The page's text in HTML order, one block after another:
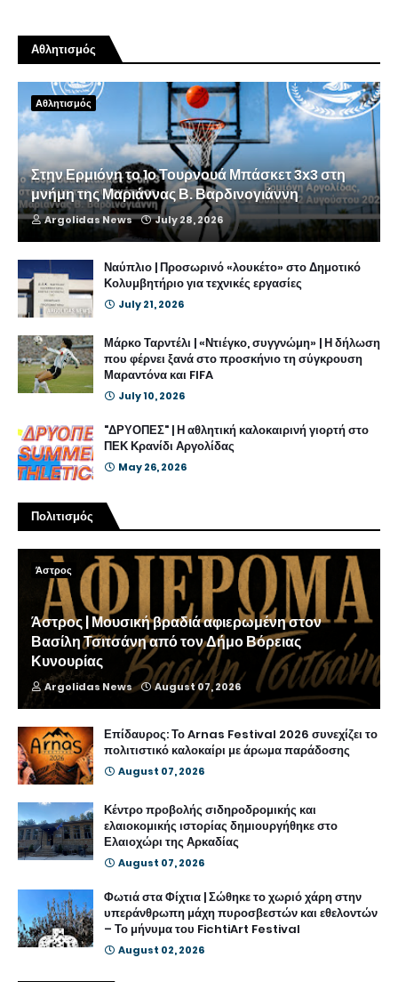
Αθλητισμός
Αθλητισμός
Στην Ερμιόνη το 1ο Τουρνουά Μπάσκετ 3x3 στη
μνήμη της Μαριάννας Β. Βαρδινογιάννη
Argolidas News July 28, 2026
Ναύπλιο | Προσωρινό «λουκέτο» στο Δημοτικό
Κολυμβητήριο για τεχνικές εργασίες
July 21, 2026
Μάρκο Ταρντέλι | «Ντιέγκο, συγγνώμη» | Η δήλωση
που φέρνει ξανά στο προσκήνιο τη σύγκρουση
Μαραντόνα και FIFA
July 10, 2026
"ΔΡΥΟΠΕΣ" | Η αθλητική καλοκαιρινή γιορτή στο
ΠΕΚ Κρανίδι Αργολίδας
May 26, 2026
Πολιτισμός
Άστρος
Άστρος | Μουσική βραδιά αφιερωμένη στον
Βασίλη Τσιτσάνη από τον Δήμο Βόρειας
Κυνουρίας
Argolidas News August 07, 2026
Επίδαυρος: Το Arnas Festival 2026 συνεχίζει το
πολιτιστικό καλοκαίρι με άρωμα παράδοσης
August 07, 2026
Κέντρο προβολής σιδηροδρομικής και
ελαιοκομικής ιστορίας δημιουργήθηκε στο
Ελαιοχώρι της Αρκαδίας
August 07, 2026
Φωτιά στα Φίχτια | Σώθηκε το χωριό χάρη στην
υπεράνθρωπη μάχη πυροσβεστών και εθελοντών
– Το μήνυμα του FichtiArt Festival
August 02, 2026